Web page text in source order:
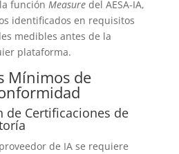
función Measuredel AESA-IA,
identificados en requisitos
medibles antes de la
plataforma.
Mínimos de
de Certificaciones de
de IA se requiere